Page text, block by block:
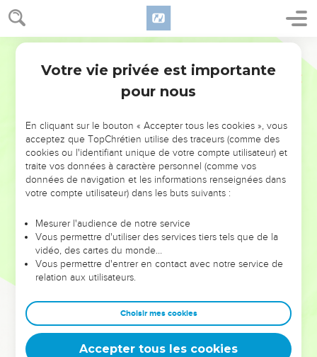
NE MANQUEZ PAS L’ÉVÉNEMENT
DE L’ANNÉE !
ET SI LEURS ERREURS POUVAIENT VOUS ÉVITER LES
VOTRES ?
leur foi ou leur vision. Mais on voit moins les doutes, les erreurs
et les saisons difficiles qu'ils ont traversés, alors même que ce
sont elles qui les ont façonnés.
Dans cette conférence, leaders, entrepreneurs, et responsables
clés pour avancer avec plus de sagesse afin que leurs erreurs
deviennent vos tremplins. Que vous guidiez un ministère, une
équipe, un groupe ou une famille, leur expérience est faite
Votre vie privée est importante
pour nous
En cliquant sur le bouton « Accepter tous les cookies », vous
acceptez que TopChrétien utilise des traceurs (comme des
cookies ou l'identifiant unique de votre compte utilisateur) et
traite vos données à caractère personnel (comme vos
données de navigation et les informations renseignées dans
votre compte utilisateur) dans les buts suivants :
Mesurer l'audience de notre service
Vous permettre d'utiliser des services tiers tels que de la
vidéo, des cartes du monde…
Vous permettre d'entrer en contact avec notre service de
relation aux utilisateurs.
Choisir mes cookies
Accepter tous les cookies